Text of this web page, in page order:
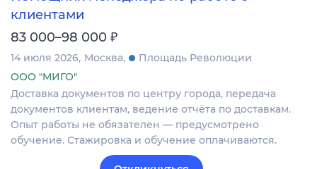
клиентами
83 000–98 000 ₽
14 июля 2026 Москва
Площадь Революции
ООО "МИГО"
Доставка документов по центру города, передача
документов клиентам, ведение отчёта по доставкам.
Опыт работы не обязателен — предусмотрено
обучение. Стажировка и обучение оплачиваются.